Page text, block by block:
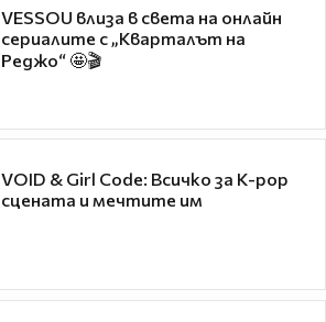
VESSOU влиза в света на онлайн
сериалите с „Кварталът на
Реджо“ 🤩🎬
VOID & Girl Code: Всичко за K-pop
сцената и мечтите им